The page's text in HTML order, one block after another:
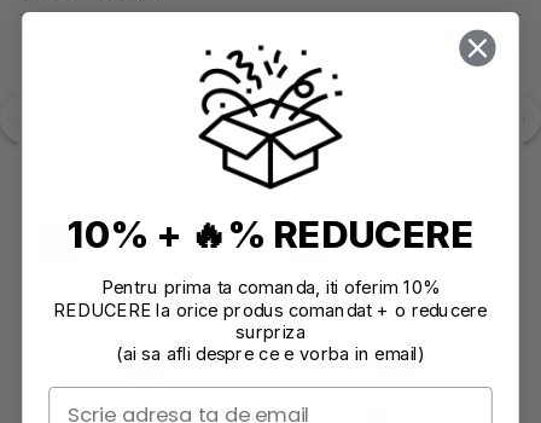
Recomandari
NOU
10% + 🔥% REDUCERE
Pentru prima ta comanda, iti oferim 10%
REDUCERE la orice produs comandat + o reducere
surpriza
(ai sa afli despre ce e vorba in email)